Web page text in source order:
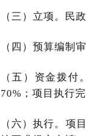
（三）立项。民
（四）预算编制
（五）资金拨
70%；项目执行
（六）执行。项